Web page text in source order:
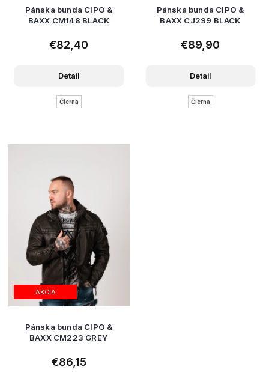
Pánska bunda CIPO &
BAXX CM148 BLACK
€82,40
Detail
Čierna
Pánska bunda CIPO &
BAXX CJ299 BLACK
€89,90
Detail
Čierna
AKCIA
Pánska bunda CIPO &
BAXX CM223 GREY
€86,15